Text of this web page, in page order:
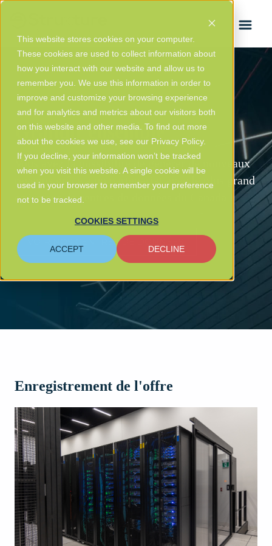
This website stores cookies on your computer.
These cookies are used to collect information about
how you interact with our website and allow us to
remember you. We use this information in order to
improve and customize your browsing experience
and for analytics and metrics about our visitors both
on this website and other media. To find out more
about the cookies we use, see our Privacy Policy.
If you decline, your information won’t be tracked
when you visit this website. A single cookie will be
used in your browser to remember your preference
not to be tracked.
COOKIES SETTINGS
ACCEPT DECLINE
ENGLISH
Grandir ensemble
Vous avez la possibilité de générer de nouveaux
revenus grâce à un partenariat avec le plus grand
opérateur de centres de données du Canada !
VOIR NOS CENTRES DE DONNÉES
Enregistrement de l'offre